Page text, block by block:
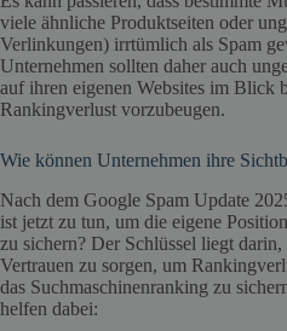
viele ähnliche Produktseiten oder
Verlinkungen) irrtümlich als Spam
Unternehmen sollten daher auch
auf ihren eigenen Websites im Blick
Rankingverlust vorzubeugen.
Wie können Unternehmen ihre
Nach dem Google Spam Update
ist jetzt zu tun, um die eigene
zu sichern? Der Schlüssel liegt
Vertrauen zu sorgen, um
das Suchmaschinenranking zu
helfen dabei: